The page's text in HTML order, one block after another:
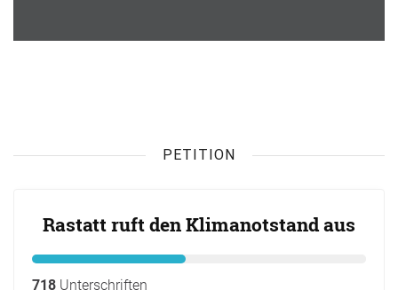
PETITION
Rastatt ruft den Klimanotstand aus
718 Unterschriften